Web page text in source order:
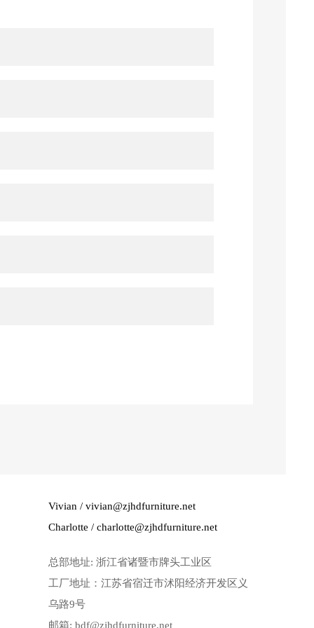
Vivian / vivian@zjhdfurniture.net
Charlotte / charlotte@zjhdfurniture.net
总部地址: 浙江省诸暨市牌头工业区
工厂地址：江苏省宿迁市沭阳经济开发区义
乌路9号
邮箱: bdf@zjhdfurniture.net